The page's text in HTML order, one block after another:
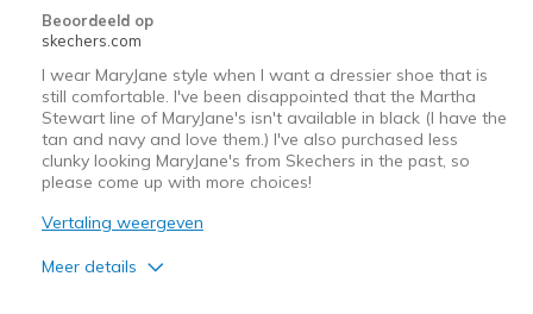
Special Occasions
Travel
Width
Feels true to width
Sizing
Feels true to size
View On Shoes
Shoes are for Wearing
Beoordeeld op
skechers.com
I wear MaryJane style when I want a dressier shoe that is
still comfortable. I've been disappointed that the Martha
Stewart line of MaryJane's isn't available in black (I have the
tan and navy and love them.) I've also purchased less
clunky looking MaryJane's from Skechers in the past, so
please come up with more choices!
Vertaling weergeven
Meer details